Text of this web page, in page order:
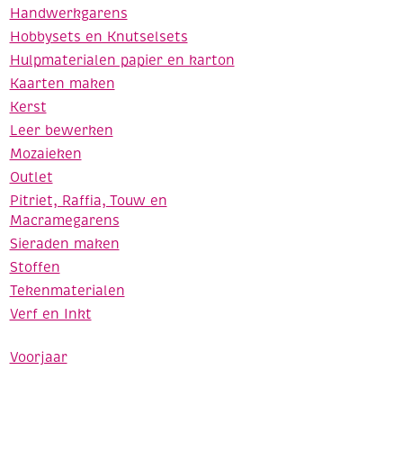
Handwerkgarens
Hobbysets en Knutselsets
Hulpmaterialen papier en karton
Kaarten maken
Kerst
Leer bewerken
Mozaieken
Outlet
Pitriet, Raffia, Touw en
Macramegarens
Sieraden maken
Stoffen
Tekenmaterialen
Verf en Inkt
Voorjaar